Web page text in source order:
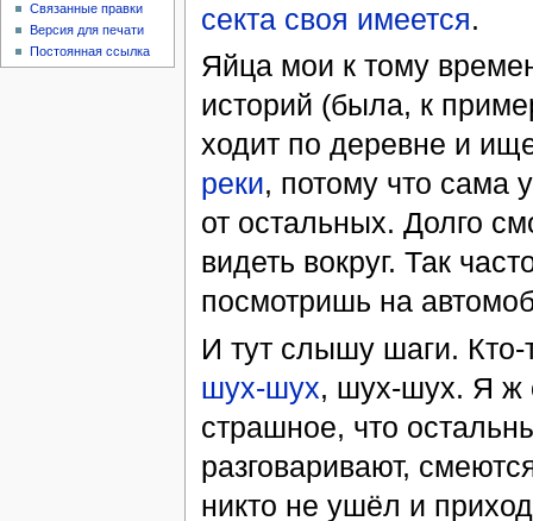
секта своя имеется.
Яйца мои к тому
историй (была, к
ходит по деревне и
реки, потому что сама
от остальных. Долго
видеть вокруг. Так
посмотришь на
И тут слышу шаги.
шух-шух, шух-шух. Я ж
страшное, что
разговаривают,
никто не ушёл и
Связанные правки
Версия для печати
Постоянная ссылка